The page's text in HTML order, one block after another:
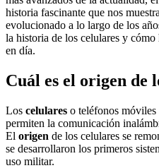
historia fascinante que nos
evolucionado a lo largo de los
la historia de los celulares y
en día.
Cuál es el origen de
Los celulares o teléfonos
permiten la comunicación
El origen de los celulares se
se desarrollaron los primeros
uso militar.